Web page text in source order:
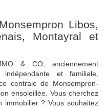
Libos,
Montayral et
& CO, anciennement
et familiale,
centrale de Monsempron-
ensoleillée. Vous cherchez
? Vous souhaitez